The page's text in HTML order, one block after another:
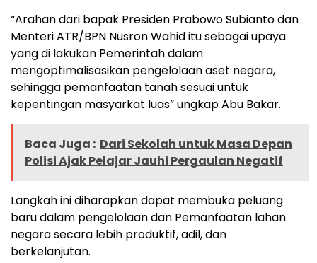
“Arahan dari bapak Presiden Prabowo Subianto dan
Menteri ATR/BPN Nusron Wahid itu sebagai upaya
yang di lakukan Pemerintah dalam
mengoptimalisasikan pengelolaan aset negara,
sehingga pemanfaatan tanah sesuai untuk
kepentingan masyarkat luas” ungkap Abu Bakar.
Baca Juga : Dari Sekolah untuk Masa Depan
Polisi Ajak Pelajar Jauhi Pergaulan Negatif
Langkah ini diharapkan dapat membuka peluang
baru dalam pengelolaan dan Pemanfaatan lahan
negara secara lebih produktif, adil, dan
berkelanjutan.